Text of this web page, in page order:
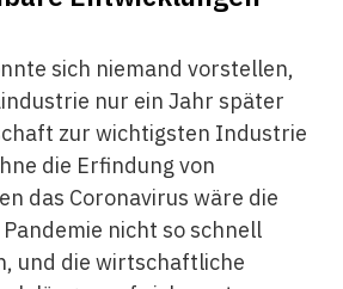
sich niemand vorstellen,
nur ein Jahr später
zur wichtigsten Industrie
die Erfindung von
das Coronavirus wäre die
nicht so schnell
und die wirtschaftliche